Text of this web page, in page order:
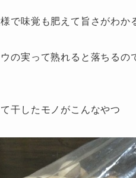
で味覚も肥えて旨さがわか
の実って熟れると落ちる
干したモノがこんなやつ